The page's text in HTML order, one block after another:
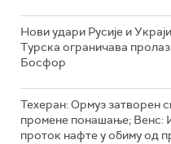
Нови удари Русије и
Турска ограничава
Босфор
Техеран: Ормуз затворен
промене понашање; Венс:
проток нафте у обиму од